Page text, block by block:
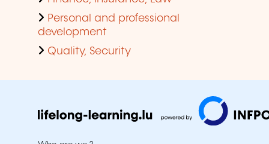
Personal and professional
development
Quality, Security